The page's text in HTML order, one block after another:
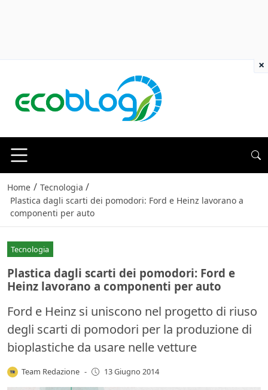
Home / Tecnologia /
Plastica dagli scarti dei pomodori: Ford e Heinz lavorano a
componenti per auto
Tecnologia
Plastica dagli scarti dei pomodori: Ford e
Heinz lavorano a componenti per auto
Ford e Heinz si uniscono nel progetto di riuso
degli scarti di pomodori per la produzione di
bioplastiche da usare nelle vetture
Team Redazione - 13 Giugno 2014
×